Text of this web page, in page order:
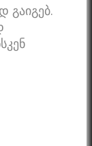
გაიგებ.